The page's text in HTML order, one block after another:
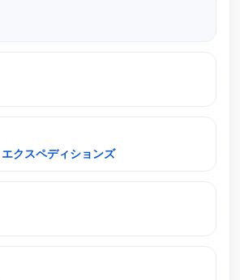
クスペディションズ